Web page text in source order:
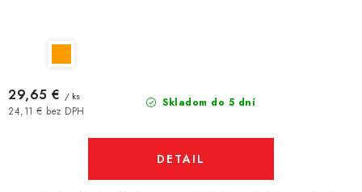
Skladom do 5 dní
24,11 € bez DPH
29,65 € / ks
DETAIL